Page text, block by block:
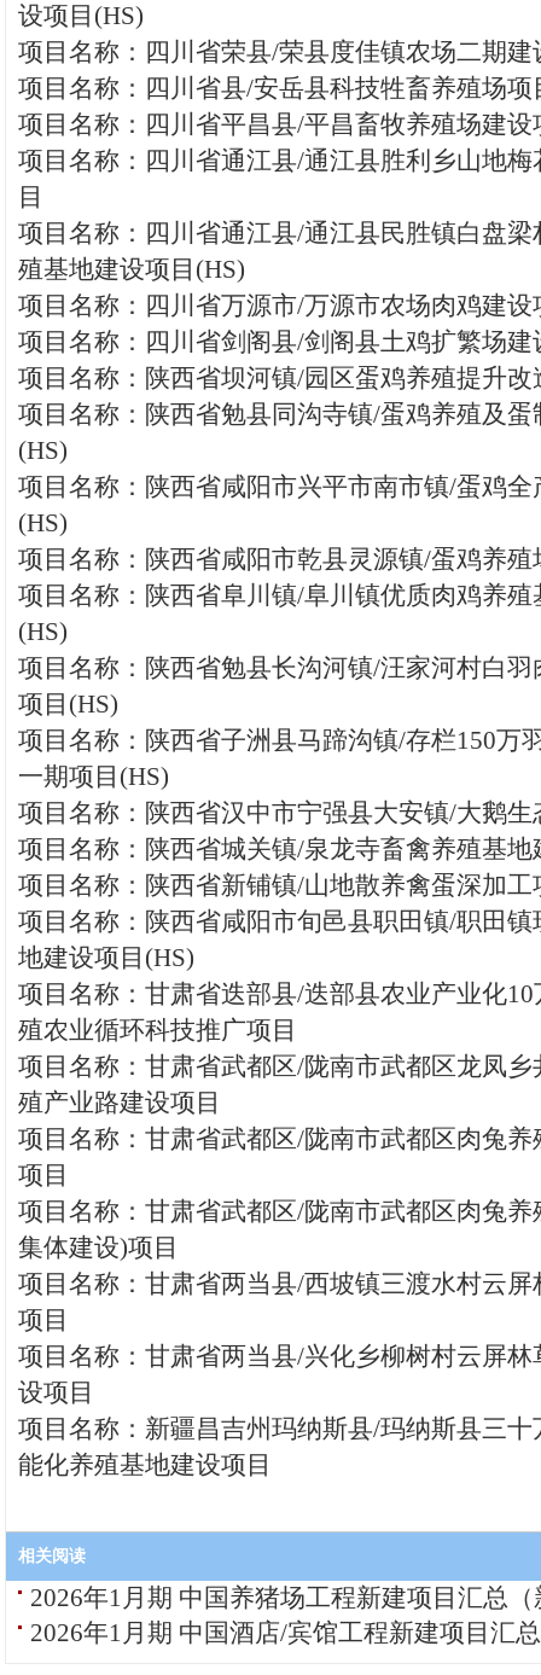
设项目(HS)
项目名称：四川省荣县/荣县度佳镇农场二期建
项目名称：四川省县/安岳县科技牲畜养殖场项
项目名称：四川省平昌县/平昌畜牧养殖场建设
项目名称：四川省通江县/通江县胜利乡山地
目
项目名称：四川省通江县/通江县民胜镇白盘
殖基地建设项目(HS)
项目名称：四川省万源市/万源市农场肉鸡建设
项目名称：四川省剑阁县/剑阁县土鸡扩繁场建
项目名称：陕西省坝河镇/园区蛋鸡养殖提升改
项目名称：陕西省勉县同沟寺镇/蛋鸡养殖及蛋
(HS)
项目名称：陕西省咸阳市兴平市南市镇/蛋鸡
(HS)
项目名称：陕西省咸阳市乾县灵源镇/蛋鸡养殖
项目名称：陕西省阜川镇/阜川镇优质肉鸡养殖
(HS)
项目名称：陕西省勉县长沟河镇/汪家河村白
项目(HS)
项目名称：陕西省子洲县马蹄沟镇/存栏150万
一期项目(HS)
项目名称：陕西省汉中市宁强县大安镇/大鹅生
项目名称：陕西省城关镇/泉龙寺畜禽养殖基地
项目名称：陕西省新铺镇/山地散养禽蛋深加工
项目名称：陕西省咸阳市旬邑县职田镇/职田
地建设项目(HS)
项目名称：甘肃省迭部县/迭部县农业产业化
殖农业循环科技推广项目
项目名称：甘肃省武都区/陇南市武都区龙凤
殖产业路建设项目
项目名称：甘肃省武都区/陇南市武都区肉兔
项目
项目名称：甘肃省武都区/陇南市武都区肉兔
集体建设)项目
项目名称：甘肃省两当县/西坡镇三渡水村云
项目
项目名称：甘肃省两当县/兴化乡柳树村云屏
设项目
项目名称：新疆昌吉州玛纳斯县/玛纳斯县三
能化养殖基地建设项目
相关阅读
2026年1月期 中国养猪场工程新建项目汇总
2026年1月期 中国酒店/宾馆工程新建项目汇